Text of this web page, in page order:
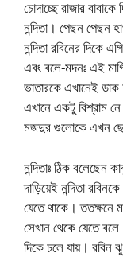
চোদাচ্ছে রাজার
নন্দিতা। পেছন পেছন
নন্দিতা রবিনের দিকে
এবং বলে-মদনঃ এই
ভাতারকে এখানেই
এখানে একটু বিশ্রাম
মজদুর গুলোকে এখন
নন্দিতাঃ ঠিক বলেছেন
দাড়িয়েই নন্দিতা
যেতে থাকে।
সেখান থেকে যেতে
দিকে চলে যায়।